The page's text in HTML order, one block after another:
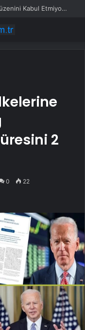
Samsun’daki Emekliler: Bu Sefalet Düzenini Kabul Etmiyoruz
2
0 22